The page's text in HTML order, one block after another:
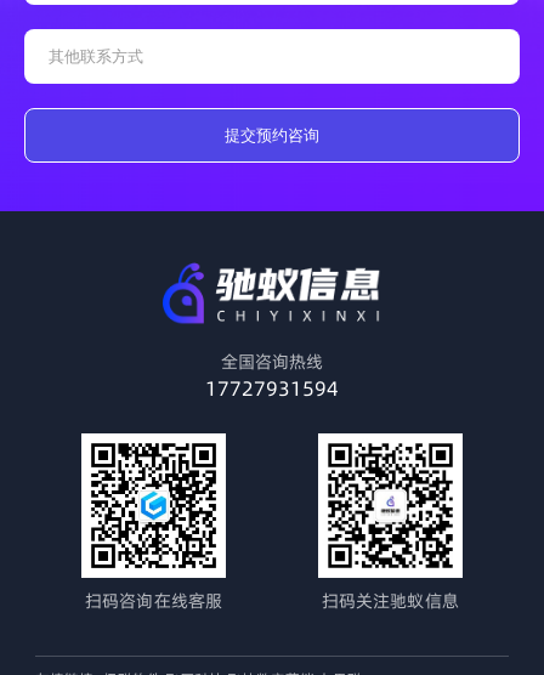
提交预约咨询
全国咨询热线
17727931594
扫码咨询在线客服 扫码关注驰蚁信息